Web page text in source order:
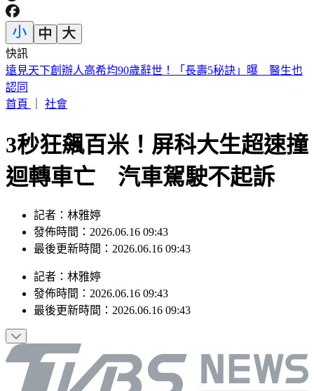
快訊
美股開盤／聯準會升息疑慮意外減緩！標普、那指「雙開高」
首頁
3秒狂飆百米！屏科大生超速撞
迴轉車亡 汽車駕駛不起訴
發佈時間：2026.06.16 09:43
最後更新時間：2026.06.16 09:43
發佈時間：2026.06.16 09:43
最後更新時間：2026.06.16 09:43